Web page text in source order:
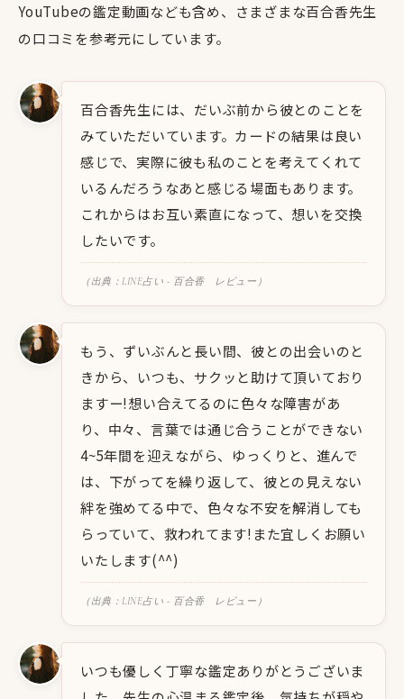
YouTubeの鑑定動画なども含め、さまざまな百合香先生
の口コミを参考元にしています。
百合香先生には、だいぶ前から彼とのことを
みていただいています。カードの結果は良い
感じで、実際に彼も私のことを考えてくれて
いるんだろうなあと感じる場面もあります。
これからはお互い素直になって、想いを交換
したいです。
（出典：LINE占い - 百合香 レビュー）
もう、ずいぶんと長い間、彼との出会いのと
きから、いつも、サクッと助けて頂いており
ますー!想い合えてるのに色々な障害があ
り、中々、言葉では通じ合うことができない
4~5年間を迎えながら、ゆっくりと、進んで
は、下がってを繰り返して、彼との見えない
絆を強めてる中で、色々な不安を解消しても
らっていて、救われてます!また宜しくお願い
いたします(^^)
（出典：LINE占い - 百合香 レビュー）
いつも優しく丁寧な鑑定ありがとうございま